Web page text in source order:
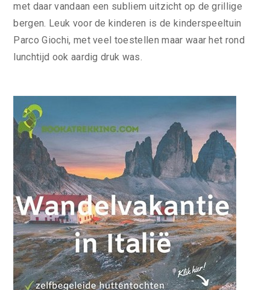
met daar vandaan een subliem uitzicht op de grillige
bergen. Leuk voor de kinderen is de kinderspeeltuin
Parco Giochi, met veel toestellen maar waar het rond
lunchtijd ook aardig druk was.